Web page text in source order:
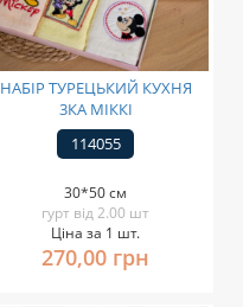
НАБІР ТУРЕЦЬКИЙ КУХНЯ
3КА МІККІ
114055
30*50 см
гурт від 2.00 шт
Ціна за 1 шт.
270,00 грн